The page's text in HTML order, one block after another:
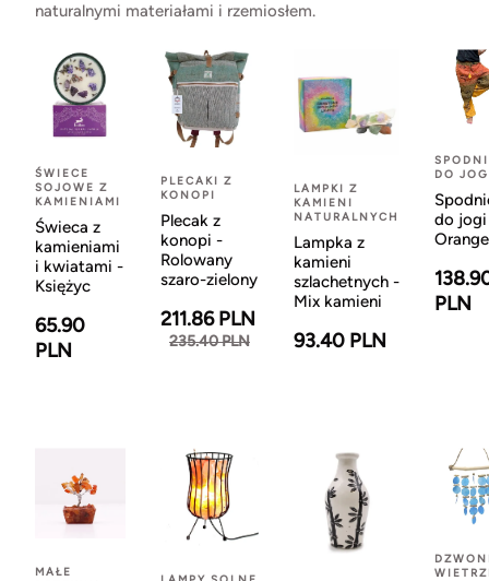
naturalnymi materiałami i rzemiosłem.
ŚWIECE
SOJOWE Z
KAMIENIAMI
Świeca z
kamieniami
i kwiatami -
Księżyc
65.90
PLN
PLECAKI Z
KONOPI
Plecak z
konopi -
Rolowany
szaro-zielony
211.86 PLN
235.40 PLN
LAMPKI Z
KAMIENI
NATURALNYCH
Lampka z
kamieni
szlachetnych -
Mix kamieni
93.40 PLN
DO
do
Orange
PLN
MAŁE